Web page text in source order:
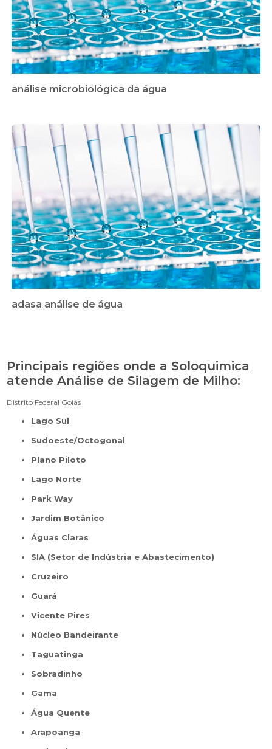
análise microbiológica da água
adasa análise de água
Principais regiões onde a Soloquimica
atende Análise de Silagem de Milho:
Distrito Federal Goiás
Lago Sul
Sudoeste/Octogonal
Plano Piloto
Lago Norte
Park Way
Jardim Botânico
Águas Claras
SIA (Setor de Indústria e Abastecimento)
Cruzeiro
Guará
Vicente Pires
Núcleo Bandeirante
Taguatinga
Sobradinho
Gama
Água Quente
Arapoanga